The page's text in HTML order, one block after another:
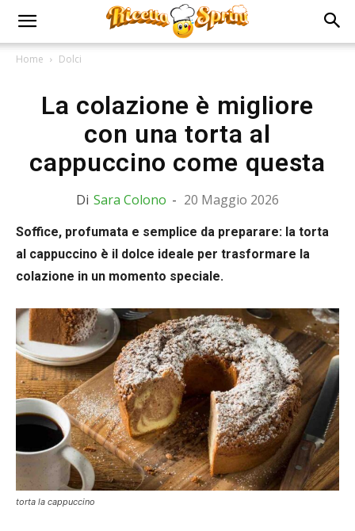
Home Dolci
La colazione è migliore
con una torta al
cappuccino come questa
Di Sara Colono - 20 Maggio 2026
Soffice, profumata e semplice da preparare: la torta
al cappuccino è il dolce ideale per trasformare la
colazione in un momento speciale.
torta la cappuccino